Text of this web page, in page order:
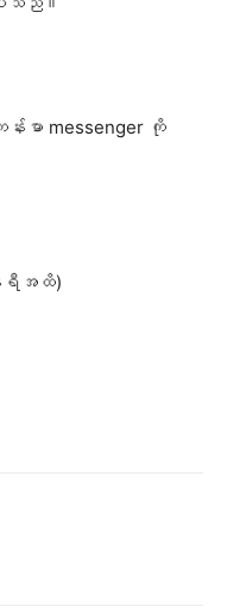
ာ messenger ကို
ရီအထိ)